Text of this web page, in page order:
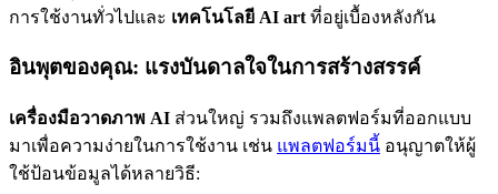
การใช้งานทั่วไปและ เทคโนโลยี AI art ที่อยู่เบื้องหลังกัน
อินพุตของคุณ: แรงบันดาลใจในการสร้างสรรค์
เครื่องมือวาดภาพ AI ส่วนใหญ่ รวมถึงแพลตฟอร์มที่ออกแบบ
มาเพื่อความง่ายในการใช้งาน เช่น แพลตฟอร์มนี้ อนุญาตให้ผู้
ใช้ป้อนข้อมูลได้หลายวิธี: